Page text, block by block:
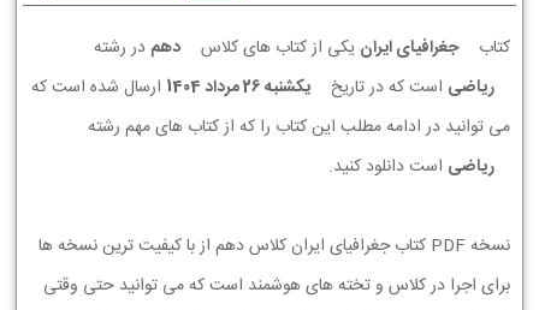
کتاب جغرافیای ایران یکی از کتاب های کلاس دهم در رشته
ریاضی است که در تاریخ يكشنبه 26 مرداد 1404
ارسال شده است که
می توانید در ادامه مطلب این کتاب را که از کتاب های مهم رشته
ریاضی است دانلود کنید.
نسخه PDF کتاب جغرافیای ایران کلاس دهم از با کیفیت ترین نسخه ها
برای اجرا در کلاس و تخته های هوشمند است که می توانید حتی وقتی